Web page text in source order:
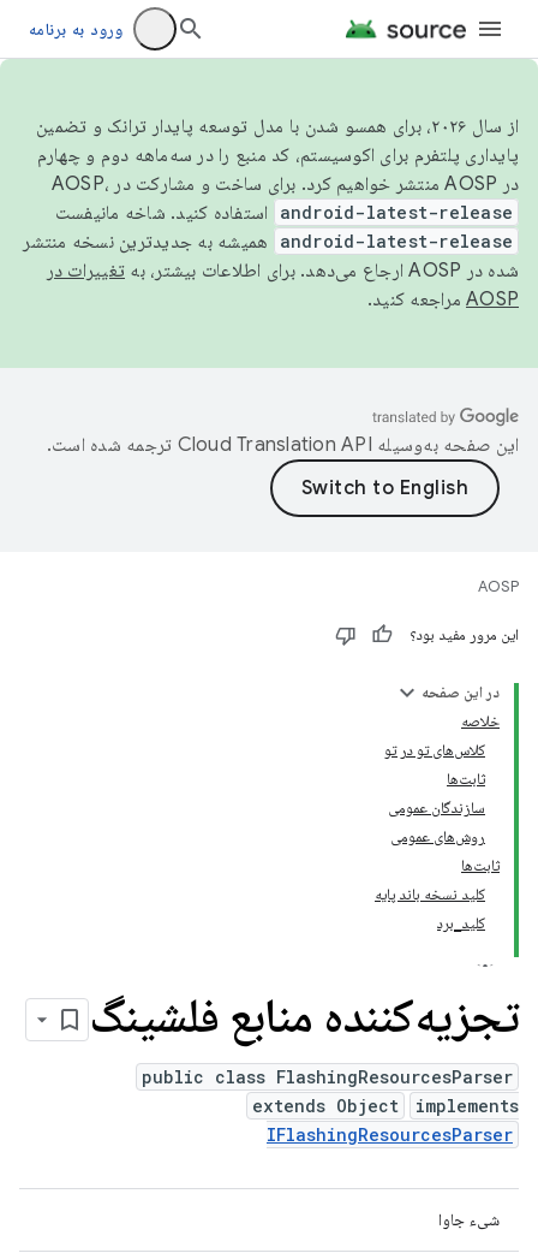
ورود به برنامه
از سال ۲۰۲۶، برای همسو شدن با مدل توسعه پایدار ترانک و تضمین
پایداری پلتفرم برای اکوسیستم، کد منبع را در سه‌ماهه دوم و چهارم
در AOSP منتشر خواهیم کرد. برای ساخت و مشارکت در AOSP،
android-latest-release استفاده کنید. شاخه مانیفست
android-latest-release
همیشه به جدیدترین نسخه منتشر
شده در AOSP ارجاع می‌دهد. برای اطلاعات بیشتر، به
تغییرات در
AOSP مراجعه کنید.
این صفحه به‌وسیله ترجمه شده است.
AOSP
این مرور مفید بود؟
در این صفحه
خلاصه
کلاس‌های تو در تو
ثابت‌ها
سازندگان عمومی
روش‌های عمومی
ثابت‌ها
کلید نسخه باند پایه
کلید_برد
تجزیه‌کننده منابع فلشینگ
public class FlashingResourcesParser
extends Object
implements
IFlashingResourcesParser
شیء جاوا